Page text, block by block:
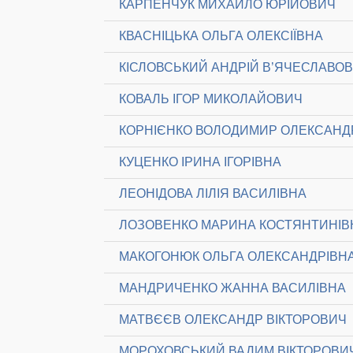
КАРПЕНЧУК МИХАЙЛО ЮРІЙОВИЧ
КВАСНІЦЬКА ОЛЬГА ОЛЕКСІЇВНА
КІСЛОВСЬКИЙ АНДРІЙ
КОВАЛЬ ІГОР МИКОЛАЙОВИЧ
КОРНІЄНКО ВОЛОДИМИР
КУЦЕНКО ІРИНА ІГОРІВНА
ЛЕОНІДОВА ЛІЛІЯ ВАСИЛІВНА
ЛОЗОВЕНКО МАРИНА
МАКОГОНЮК ОЛЬГА
МАНДРИЧЕНКО ЖАННА ВАСИЛІВНА
МАТВЄЄВ ОЛЕКСАНДР ВІКТОРОВИЧ